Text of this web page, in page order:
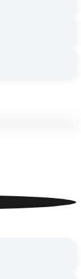
Graphite,
Pink, розовый